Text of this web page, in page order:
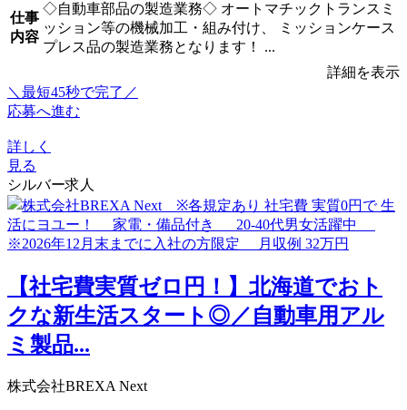
仕事
内容
◇自動車部品の製造業務◇ オートマチックトランスミ
ッション等の機械加工・組み付け、 ミッションケース
プレス品の製造業務となります！ ...
詳細を表示
＼最短45秒で完了／
応募へ進む
詳しく
見る
シルバー求人
【社宅費実質ゼロ円！】北海道でおト
クな新生活スタート◎／自動車用アル
ミ製品...
株式会社BREXA Next